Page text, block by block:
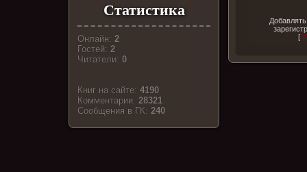
Статистика
Онлайн:2
Гостей:2
Читатели:0
Книг на сайте:4190
Комментарии:28321
Cообщения в ГК:240
[